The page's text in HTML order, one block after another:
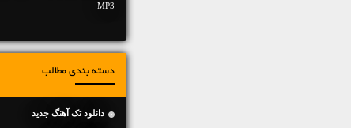
MP3
دسته بندی مطالب
دانلود تک آهنگ جدید